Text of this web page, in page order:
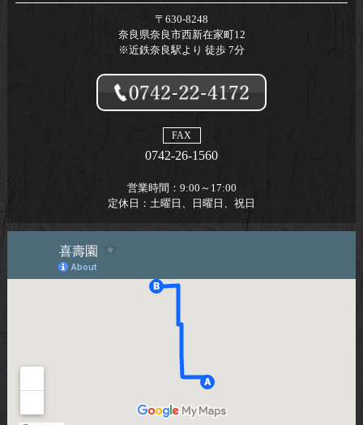
〒630-8248
奈良県奈良市西新在家町12
※近鉄奈良駅より 徒歩 7分
FAX
0742-26-1560
営業時間： 9:00～17:00
定休日： 土曜日、日曜日、祝日